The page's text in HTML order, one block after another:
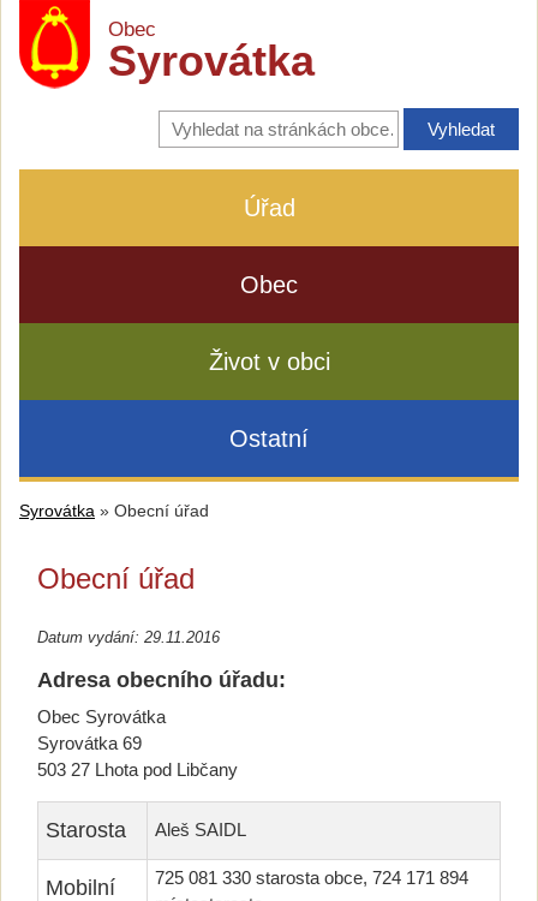
Obec
Syrovátka
Vyhledávání
na
stránkách
Úřad
Obec
Život v obci
Ostatní
Syrovátka » Obecní úřad
Obecní úřad
Datum vydání: 29.11.2016
Adresa obecního úřadu:
Obec Syrovátka
Syrovátka 69
503 27 Lhota pod Libčany
Starosta Aleš SAIDL
Mobilní
725 081 330 starosta obce, 724 171 894